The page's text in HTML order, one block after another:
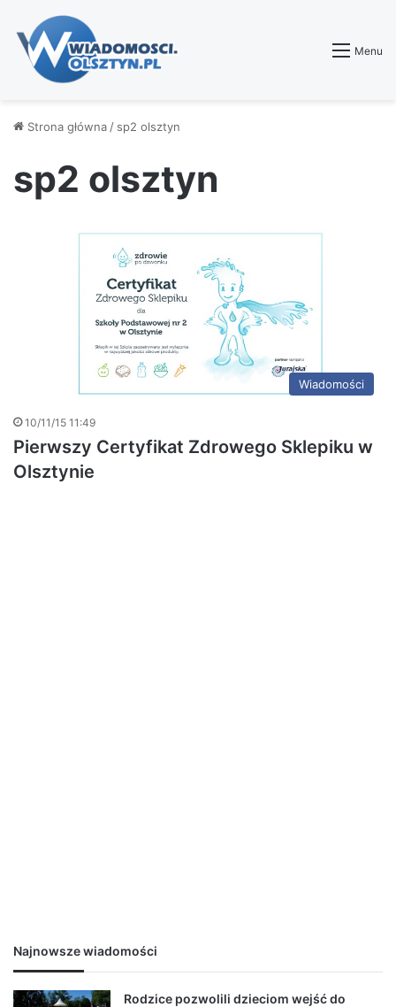
Menu
Strona główna / sp2 olsztyn
sp2 olsztyn
Wiadomości
10/11/15 11:49
Pierwszy Certyfikat Zdrowego Sklepiku w
Olsztynie
Najnowsze wiadomości
Rodzice pozwolili dzieciom wejść do